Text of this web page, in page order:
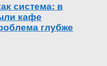
система: в
кафе
глубже